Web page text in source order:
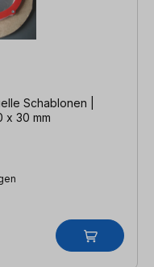
Schablonen |
x 30 mm